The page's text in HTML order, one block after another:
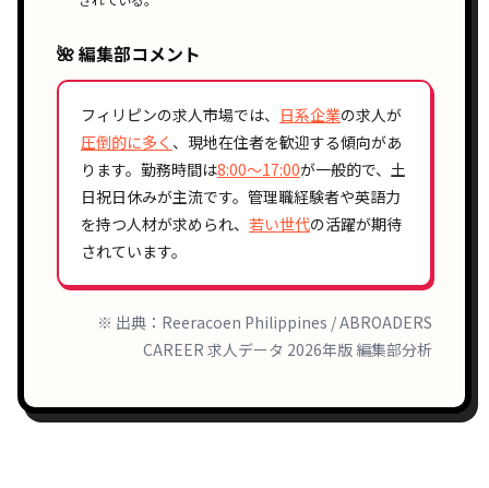
🌺 編集部コメント
フィリピンの求人市場では、 日系企業の求人が
圧倒的に多く 、現地在住者を歓迎する傾向があ
ります。勤務時間は8:00〜17:00が一般的で、土
日祝日休みが主流です。管理職経験者や英語力
を持つ人材が求められ、 若い世代の活躍が期待
されています。
※ 出典：Reeracoen Philippines / ABROADERS
CAREER 求人データ 2026年版 編集部分析